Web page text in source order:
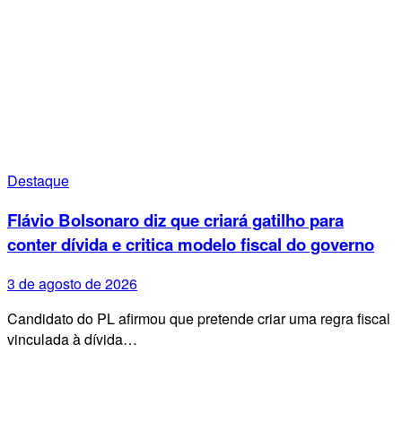
Destaque
Flávio Bolsonaro diz que criará gatilho para
conter dívida e critica modelo fiscal do governo
3 de agosto de 2026
Candidato do PL afirmou que pretende criar uma regra fiscal
vinculada à dívida…